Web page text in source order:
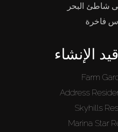
شاطئ البحر
فاخرة
الإنشاء
Farm
Address
Skyhills
Marina Star